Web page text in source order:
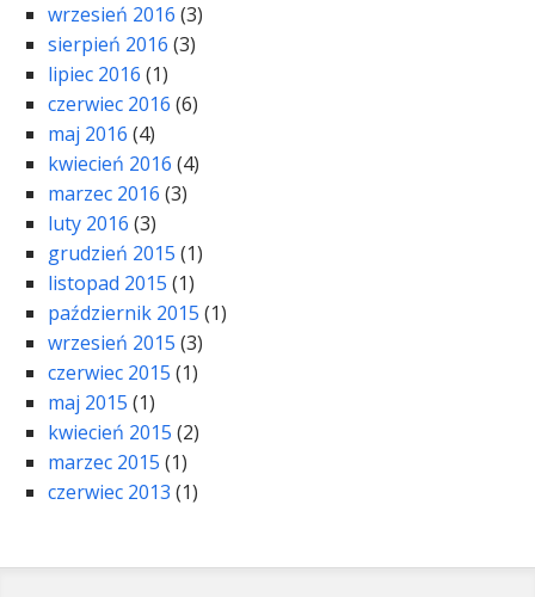
wrzesień 2016 (3)
sierpień 2016 (3)
lipiec 2016 (1)
czerwiec 2016 (6)
maj 2016 (4)
kwiecień 2016 (4)
marzec 2016 (3)
luty 2016 (3)
grudzień 2015 (1)
listopad 2015 (1)
październik 2015 (1)
wrzesień 2015 (3)
czerwiec 2015 (1)
maj 2015 (1)
kwiecień 2015 (2)
marzec 2015 (1)
czerwiec 2013 (1)